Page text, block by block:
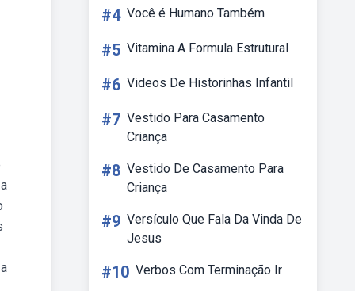
#4 Você é Humano Também
#5 Vitamina A Formula Estrutural
#6 Videos De Historinhas Infantil
#7 Vestido Para Casamento
Criança
#8 Vestido De Casamento Para
Criança
#9 Versículo Que Fala Da Vinda De
Jesus
#10 Verbos Com Terminação Ir